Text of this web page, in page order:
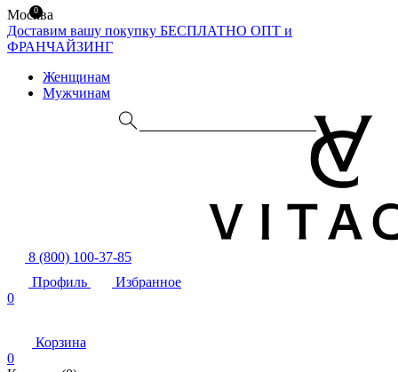
Москва
Доставим вашу покупку БЕСПЛАТНО ОПТ и
ФРАНЧАЙЗИНГ
Женщинам
Мужчинам
8 (800) 100-37-85
Профиль
Избранное
0
Корзина
0
0